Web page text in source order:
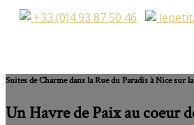
+33 (0)4 93 87 50 46
Suites de Charme dans la Rue du Paradis à Nice sur
Un Havre de Paix au coeur